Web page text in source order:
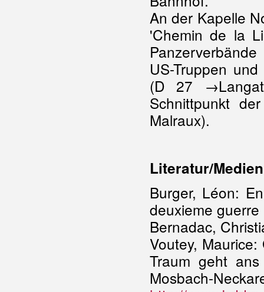
An der Kapelle
'Chemin de la
US-Truppen
(D 27
Schnittpunkt
Malraux).
Literatur/Medien
Burger, Léon:
deuxieme
Bernadac,
Voutey,
Traum geht
Mosbach-